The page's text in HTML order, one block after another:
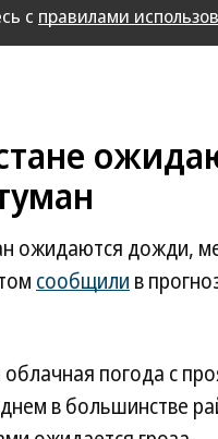
с правилами
ожидаются дожди,
сообщили в
погода с
в большинстве